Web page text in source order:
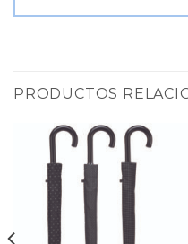
PRODUCTOS